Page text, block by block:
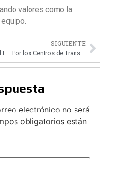
valores como la
Apoyo a la Comunidad Escolar
SIGUIENTE
Por los Centros de Transformación Digital
electrónico no será
obligatorios están